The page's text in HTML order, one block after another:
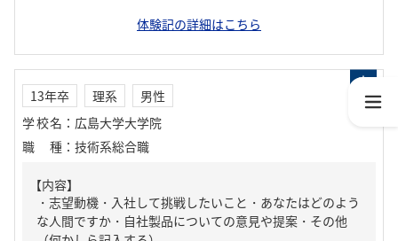
体験記の詳細はこちら
13年卒 理系
男性
学校名 ： 広島大学大学院
職種 ： 技術系総合職
【内容】
・志望動機・入社して挑戦したいこと・あなたはどのよう
な人間ですか・自社製品についての意見や提案・その他